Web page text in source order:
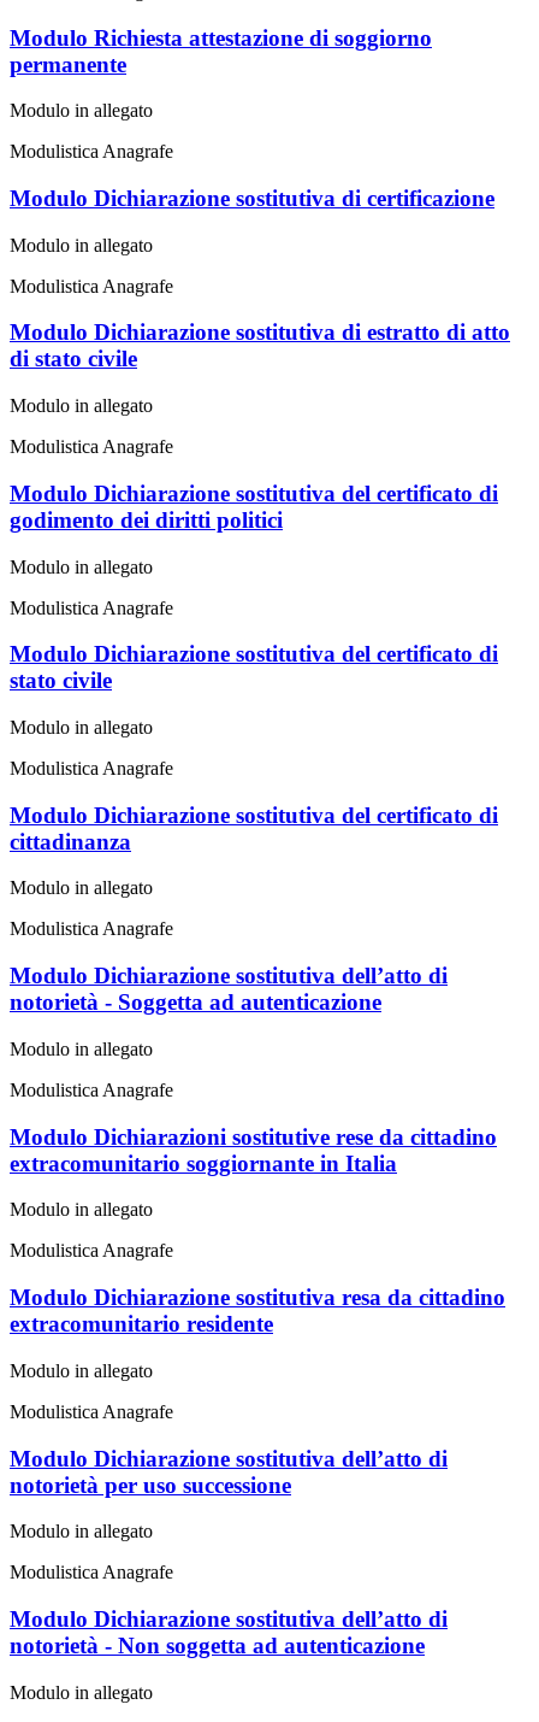
Modulo Richiesta attestazione di soggiorno
permanente
Modulo in allegato
Modulistica Anagrafe
Modulo Dichiarazione sostitutiva di certificazione
Modulo in allegato
Modulistica Anagrafe
Modulo Dichiarazione sostitutiva di estratto di atto
di stato civile
Modulo in allegato
Modulistica Anagrafe
Modulo Dichiarazione sostitutiva del certificato di
godimento dei diritti politici
Modulo in allegato
Modulistica Anagrafe
Modulo Dichiarazione sostitutiva del certificato di
stato civile
Modulo in allegato
Modulistica Anagrafe
Modulo Dichiarazione sostitutiva del certificato di
cittadinanza
Modulo in allegato
Modulistica Anagrafe
Modulo Dichiarazione sostitutiva dell’atto di
notorietà - Soggetta ad autenticazione
Modulo in allegato
Modulistica Anagrafe
Modulo Dichiarazioni sostitutive rese da cittadino
extracomunitario soggiornante in Italia
Modulo in allegato
Modulistica Anagrafe
Modulo Dichiarazione sostitutiva resa da cittadino
extracomunitario residente
Modulo in allegato
Modulistica Anagrafe
Modulo Dichiarazione sostitutiva dell’atto di
notorietà per uso successione
Modulo in allegato
Modulistica Anagrafe
Modulo Dichiarazione sostitutiva dell’atto di
notorietà - Non soggetta ad autenticazione
Modulo in allegato